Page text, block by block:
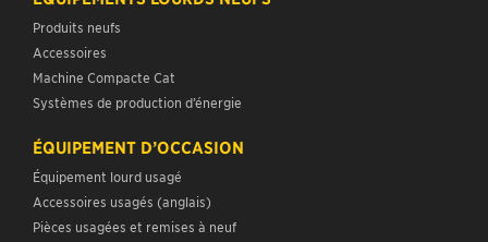
Produits neufs
Accessoires
Machine Compacte Cat
Systèmes de production d’énergie
ÉQUIPEMENT D’OCCASION
Équipement lourd usagé
Accessoires usagés (anglais)
Pièces usagées et remises à neuf